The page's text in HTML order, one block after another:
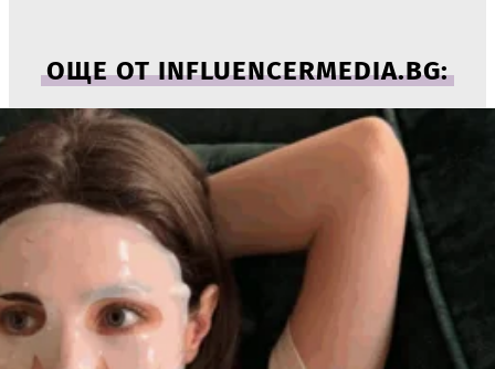
ОЩЕ ОТ INFLUENCERMEDIA.BG: